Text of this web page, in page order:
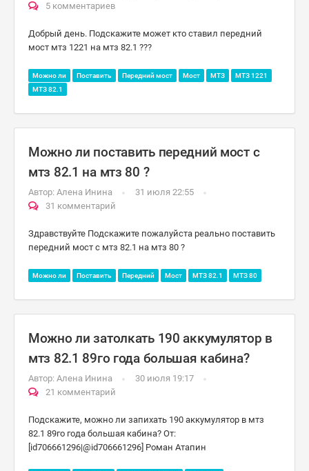
5 комментариев
Добрый день. Подскажите может кто ставил передний
мост мтз 1221 на мтз 82.1 ???
Можно ли Поставить Передний мост Мост МТЗ
МТЗ 1221
МТЗ 82.1
Можно ли поставить передний мост с
мтз 82.1 на мтз 80 ?
Автор: Алена Инина
31 июля 22:55
31 комментарий
Здравствуйте Подскажите пожалуйста реально поставить
передний мост с мтз 82.1 на мтз 80 ?
Можно ли Поставить Передний Мост МТЗ 82.1 МТЗ 80
Можно ли затолкать 190 аккумулятор в
мтз 82.1 89го года большая кабина?
Автор: Алена Инина
30 июля 19:17
21 комментарий
Подскажите, можно ли запихать 190 аккумулятор в мтз
82.1 89го года большая кабина? От:
[id706661296|@id706661296] Роман Атапин